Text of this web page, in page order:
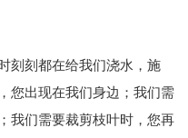
刻刻都在给我们浇水，施
您出现在我们身边；我们需
我们需要裁剪枝叶时，您再